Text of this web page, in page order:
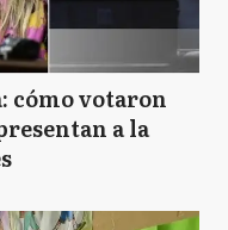
cómo votaron
a la